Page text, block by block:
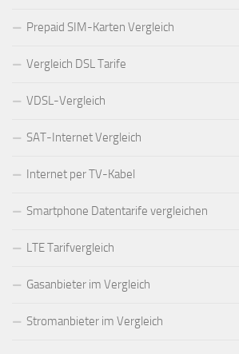
Prepaid SIM-Karten Vergleich
Vergleich DSL Tarife
VDSL-Vergleich
SAT-Internet Vergleich
Internet per TV-Kabel
Smartphone Datentarife vergleichen
LTE Tarifvergleich
Gasanbieter im Vergleich
Stromanbieter im Vergleich